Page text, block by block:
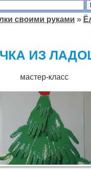
своими руками »
ИЗ
мастер-класс